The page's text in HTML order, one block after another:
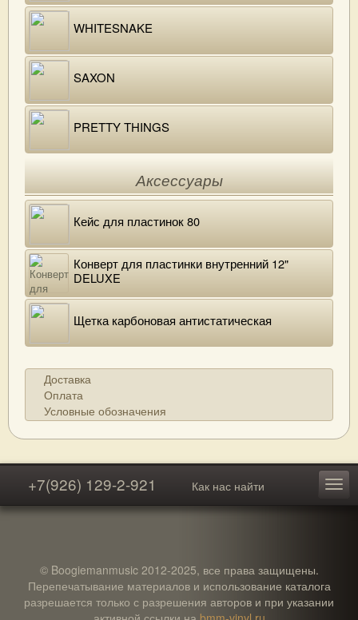
WHITESNAKE
SAXON
PRETTY THINGS
Аксессуары
Кейс для пластинок 80
Конверт для пластинки внутренний 12"
DELUXE
Щетка карбоновая антистатическая
Доставка
Оплата
Условные обозначения
+7(926) 129-2-921 Как нас найти
© Boogiemanmusic 2012-2025, все права защищены.
Перепечатывание материалов и использование каталога
разрешается только с разрешения авторов и при указании